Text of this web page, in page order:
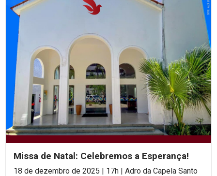
Missa de Natal: Celebremos a Esperança!
18 de dezembro de 2025 | 17h | Adro da Capela Santo